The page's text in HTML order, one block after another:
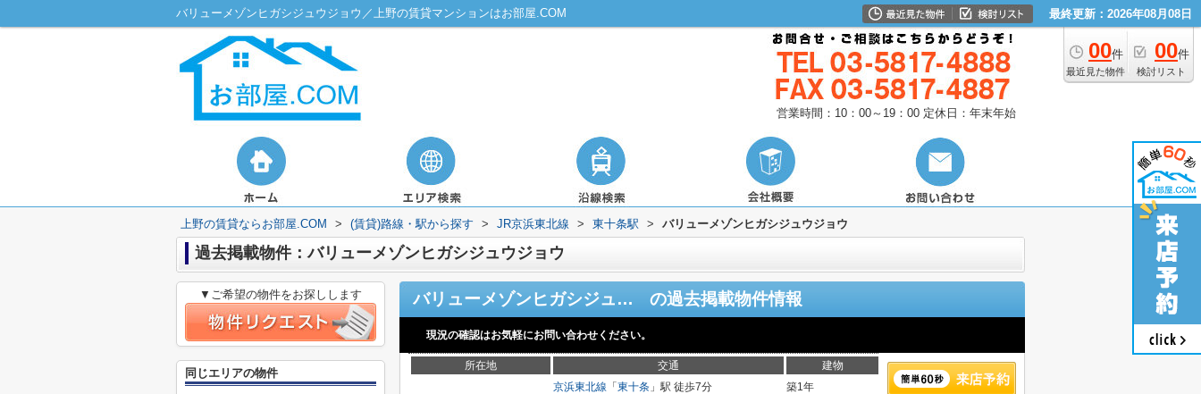
バリューメゾンヒガシジュウジョウ／上野の賃貸マンションはお部屋.COM 最終更新：2026年08月08日
00件
最近見た物件
00件
検討リスト
営業時間：10：00～19：00 定休日：年末年始
上野の賃貸ならお部屋.COM > (賃貸)路線・駅から探す > JR京浜東北線 > 東十条駅 > バリューメゾンヒガシジュウジョウ
過去掲載物件：バリューメゾンヒガシジュウジョウ
バリューメゾンヒガシジュウジョウ の過去掲載物件情報
現況の確認はお気軽にお問い合わせください。
所在地 交通 建物
京浜東北線 「 東十条 」駅 徒歩7分
築1年
▼ご希望の物件をお探しします
同じエリアの物件